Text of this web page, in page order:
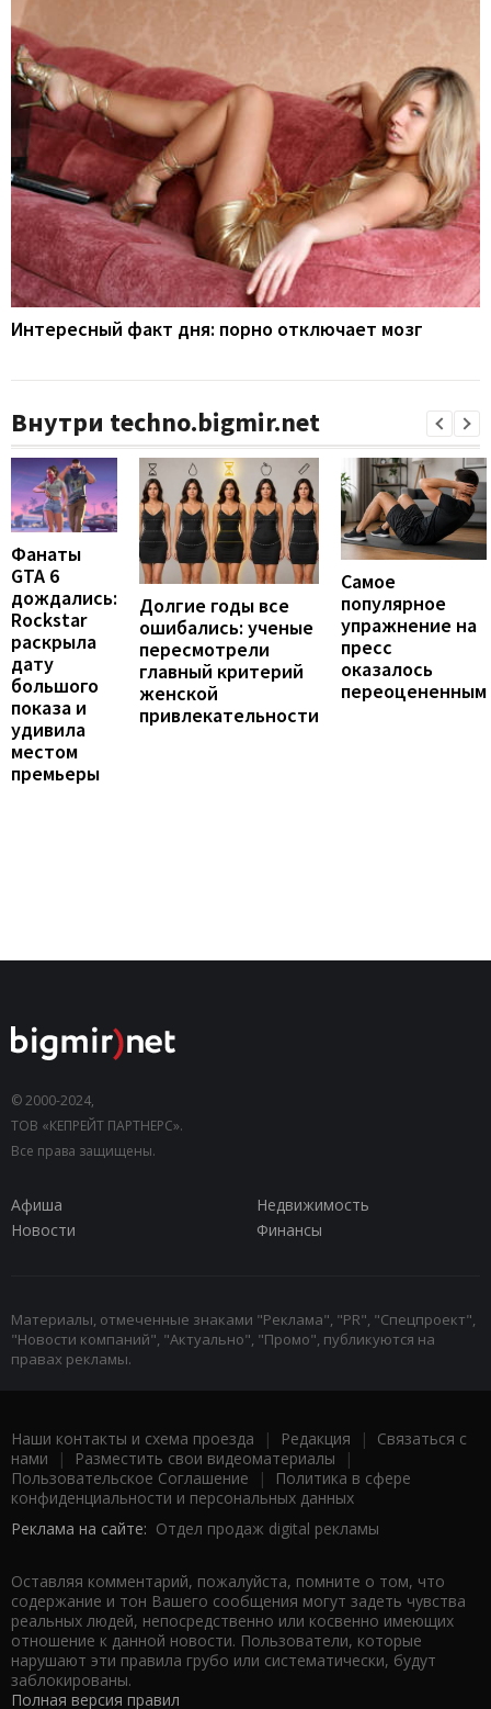
Интересный факт дня: порно отключает мозг
Внутри techno.bigmir.net
Фанаты
GTA 6
дождались:
Rockstar
раскрыла
дату
большого
показа и
удивила
местом
премьеры
Долгие годы все
ошибались: ученые
пересмотрели
главный критерий
женской
привлекательности
Самое
популярное
упражнение на
пресс
оказалось
переоцененным
© 2000-2024,
ТОВ «КЕПРЕЙТ ПАРТНЕРС».
Все права защищены.
Афиша
Недвижимость
Новости
Финансы
Материалы, отмеченные знаками "Реклама", "PR", "Спецпроект",
"Новости компаний", "Актуально", "Промо", публикуются на
правах рекламы.
Наши контакты и схема проезда | Редакция | Связаться с
нами | Разместить свои видеоматериалы |
Пользовательское Соглашение |
Политика в сфере
конфиденциальности и персональных данных
Реклама на сайте: Отдел продаж digital рекламы
Оставляя комментарий, пожалуйста, помните о том, что
содержание и тон Вашего сообщения могут задеть чувства
реальных людей, непосредственно или косвенно имеющих
отношение к данной новости. Пользователи, которые
нарушают эти правила грубо или систематически, будут
заблокированы.
Полная версия правил